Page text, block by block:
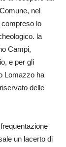
nel
compreso lo
la
Campi,
e per gli
Lomazzo ha
delle
un lacerto di